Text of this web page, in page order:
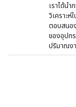
เราได้น
วิเคราะ
ตอบสนอ
ของอุปก
ปริมาณง